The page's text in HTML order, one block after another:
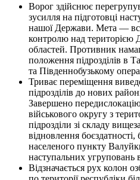
Ворог здійснює
зусилля на підготовці
нашої Держави. Мета —
контролю над територією
областей. Противник
положення підрозділів в
та Південнобузькому
Триває переміщення
підрозділів до нових
Завершено
військового округу з
підрозділи зі складу
відновлення
населеного пункту
наступальних угруповань
Відзначається рух колон